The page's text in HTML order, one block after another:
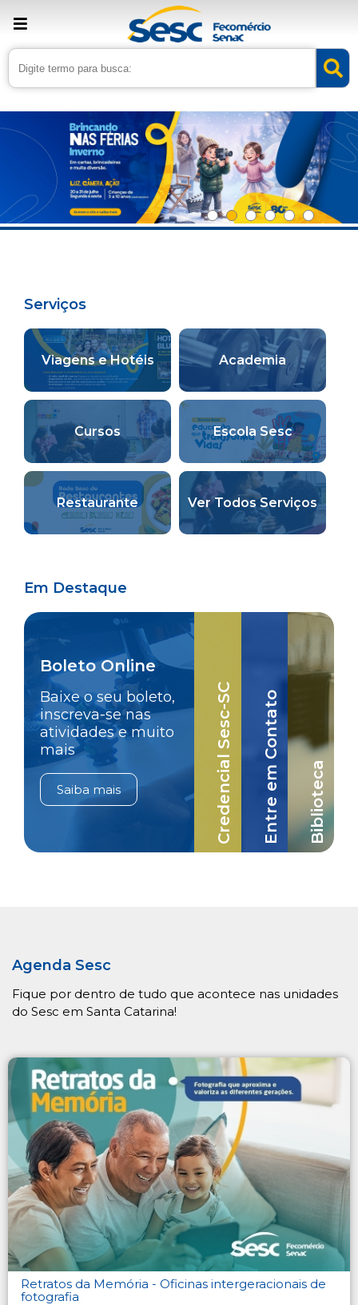
Serviços
Viagens e Hotéis Academia
Cursos Escola Sesc
Restaurante Ver Todos Serviços
Em Destaque
Boleto Online
Baixe o seu boleto,
inscreva-se nas
atividades e muito
mais
Saiba mais Credencial Sesc-SC Entre em Contato Biblioteca
Agenda Sesc
Fique por dentro de tudo que acontece nas unidades
do Sesc em Santa Catarina!
Retratos da Memória - Oficinas intergeracionais de
fotografia